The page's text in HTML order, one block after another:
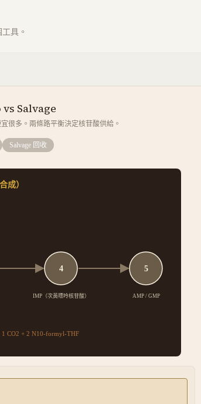
具。
vs Salvage
很多。兩條路平衡決定核苷酸供給。
Salvage 回收
成）
4
IMP（次黃嘌呤核苷酸）
5
AMP / GMP
1 CO2 + 2 N10-formyl-THF